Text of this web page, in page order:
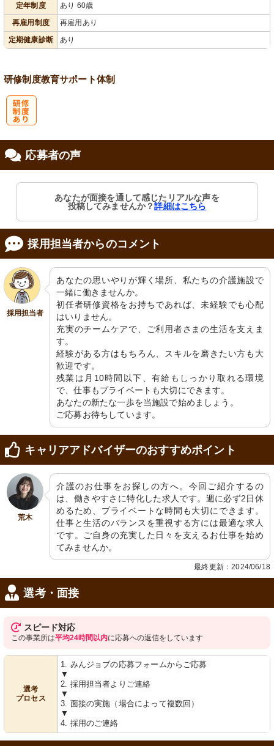
定年制度
あり 60歳
再雇用制度
再雇用あり
定期健康診断
あり
研修制度教育サポート体制
応募者の声
あなたが面接を通して感じたリアルな声を
投稿してみませんか？詳細はこちら
採用担当者からのコメント
採用担当者
あなたの思いやりが輝く場所、私たちの介護施設で
一緒に働きませんか。
初任者研修資格をお持ちであれば、未経験でも心配
はいりません。
充実のチームケアで、ご利用者さまの生活を支えま
す。
経験がある方はもちろん、スキルを磨きたい方も大
歓迎です。
残業は月10時間以下、有給もしっかり取れる環境
で、仕事もプライベートも大切にできます。
あなたの新たな一歩を当施設で始めましょう。
ご応募お待ちしています。
キャリアアドバイザーのおすすめポイント
荒木
介護のお仕事をお探しの方へ。今回ご紹介するの
は、働きやすさに特化した求人です。週に必ず2日休
めるため、プライベートな時間も大切にできます。
仕事と生活のバランスを重視する方には最適な求人
です。ご自身の充実した日々を支えるお仕事を始め
てみませんか。
最終更新：2024/06/18
選考・面接
スピード対応
この事業所は平均24時間以内に応募への返信をしています
選考
プロセス
1. みんジョブの応募フォームからご応募
▼
2. 採用担当者よりご連絡
▼
3. 面接の実施（場合によって複数回）
▼
4. 採用のご連絡